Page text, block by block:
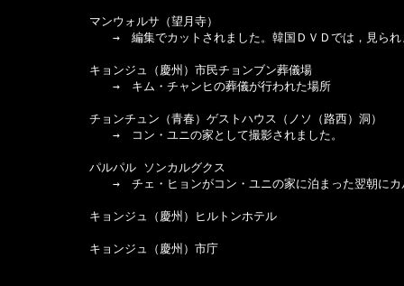
マンウォルサ（望月寺）
→　編集でカットされました。韓国ＤＶＤでは，見られ
キョンジュ（慶州）市民チョンブン葬儀場
→　キム・チャンヒの葬儀が行われた場所
チョンチュン（青春）ゲストハウス（ノソ（路西）洞）
→　コン・ユニの家として撮影されました。
パルパル ソンカルグクス
→　チェ・ヒョンがコン・ユニの家に泊まった翌朝にカル
キョンジュ（慶州）ヒルトンホテル
キョンジュ（慶州）市庁